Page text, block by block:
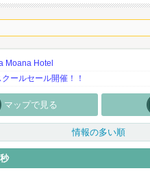
Moana Hotel
ールセール開催！！
マップで見る
情報の多い順